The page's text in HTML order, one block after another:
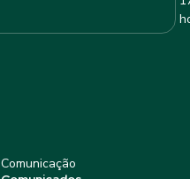
Comunicação